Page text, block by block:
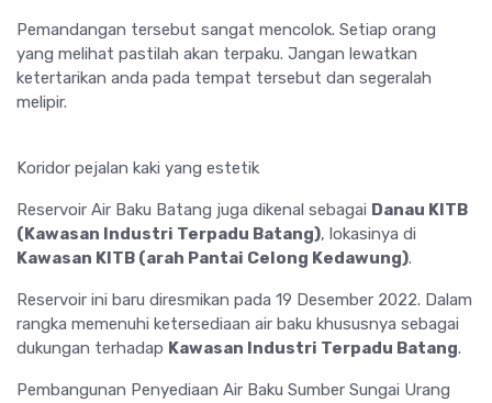
Pemandangan tersebut sangat mencolok. Setiap orang
yang melihat pastilah akan terpaku. Jangan lewatkan
ketertarikan anda pada tempat tersebut dan segeralah
melipir.
Koridor pejalan kaki yang estetik
Reservoir Air Baku Batang juga dikenal sebagai Danau KITB
(Kawasan Industri Terpadu Batang), lokasinya di
Kawasan KITB (arah Pantai Celong Kedawung).
Reservoir ini baru diresmikan pada 19 Desember 2022. Dalam
rangka memenuhi ketersediaan air baku khususnya sebagai
dukungan terhadap Kawasan Industri Terpadu Batang.
Pembangunan Penyediaan Air Baku Sumber Sungai Urang